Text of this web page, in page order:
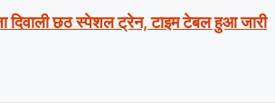
दिवाली छठ स्पेशल ट्रेन, टाइम टेबल हुआ जारी